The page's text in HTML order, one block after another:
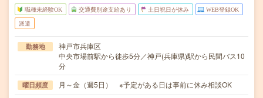
職種未経験OK 交通費別途支給あり 土日祝日が休み WEB登録OK
派遣
勤務地
神戸市兵庫区
中央市場前駅から徒歩5分／神戸(兵庫県)駅から民間バス10
分
曜日頻度 月～金（週5日） ※予定がある日は事前に休み相談OK